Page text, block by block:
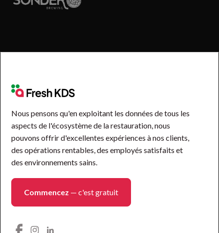
Nous pensons qu'en exploitant les données de tous les
aspects de l'écosystème de la restauration, nous
pouvons offrir d'excellentes expériences à nos clients,
des opérations rentables, des employés satisfaits et
des environnements sains.
Commencez — c'est gratuit